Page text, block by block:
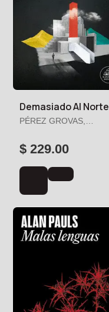
Demasiado Al Norte
PÉREZ GROVAS,
$ 229.00